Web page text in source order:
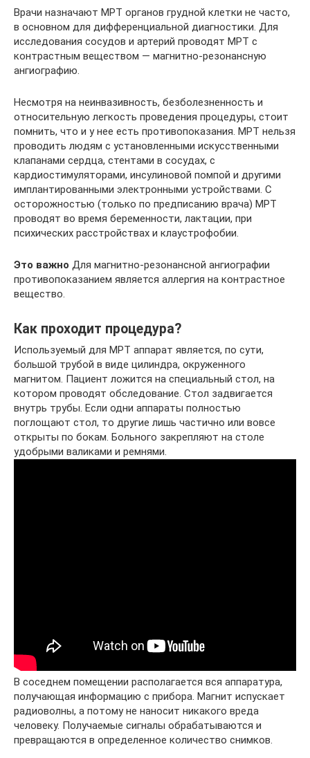
Врачи назначают МРТ органов грудной клетки не часто,
в основном для дифференциальной диагностики. Для
исследования сосудов и артерий проводят МРТ с
контрастным веществом — магнитно-резонансную
ангиографию.
Несмотря на неинвазивность, безболезненность и
относительную легкость проведения процедуры, стоит
помнить, что и у нее есть противопоказания. МРТ нельзя
проводить людям с установленными искусственными
клапанами сердца, стентами в сосудах, с
кардиостимуляторами, инсулиновой помпой и другими
имплантированными электронными устройствами. С
осторожностью (только по предписанию врача) МРТ
проводят во время беременности, лактации, при
психических расстройствах и клаустрофобии.
Это важно Для магнитно-резонансной ангиографии
противопоказанием является аллергия на контрастное
вещество.
Как проходит процедура?
Используемый для МРТ аппарат является, по сути,
большой трубой в виде цилиндра, окруженного
магнитом. Пациент ложится на специальный стол, на
котором проводят обследование. Стол задвигается
внутрь трубы. Если одни аппараты полностью
поглощают стол, то другие лишь частично или вовсе
открыты по бокам. Больного закрепляют на столе
удобрыми валиками и ремнями.
В соседнем помещении располагается вся аппаратура,
получающая информацию с прибора. Магнит испускает
радиоволны, а потому не наносит никакого вреда
человеку. Получаемые сигналы обрабатываются и
превращаются в определенное количество снимков.